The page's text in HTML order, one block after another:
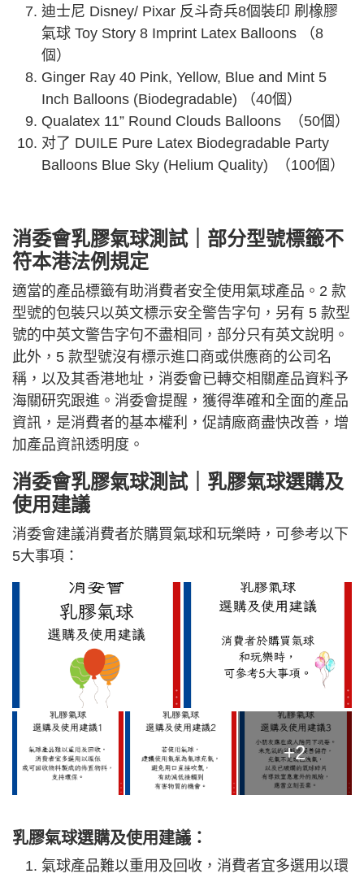
迪士尼 Disney/ Pixar 反斗奇兵8個裝印 刷橡膠
氣球 Toy Story 8 Imprint Latex Balloons （8
個）
Ginger Ray 40 Pink, Yellow, Blue and Mint 5
Inch Balloons (Biodegradable) （40個）
Qualatex 11” Round Clouds Balloons （50個）
对了 DUILE Pure Latex Biodegradable Party
Balloons Blue Sky (Helium Quality) （100個）
消委會乳膠氣球測試｜部分型號標籤不
符本港法例規定
適當的產品標籤有助消費者安全使用氣球產品。2 款
型號的包裝只以英文標示安全警告字句，另有 5 款型
號的中英文警告字句不盡相同，部分只有英文說明。
此外，5 款型號沒有標示進口商或供應商的公司名
稱，以及其香港地址，消委會已轉交相關產品資料予
海關研究跟進。消委會提醒，獲得準確和全面的產品
資訊，是消費者的基本權利，促請廠商盡快改善，增
加產品資訊透明度。
消委會乳膠氣球測試｜乳膠氣球選購及
使用建議
消委會建議消費者於購買氣球和玩樂時，可參考以下
5大事項：
+2
乳膠氣球選購及使用建議：
氣球產品難以重用及回收，消費者宜多選用以環